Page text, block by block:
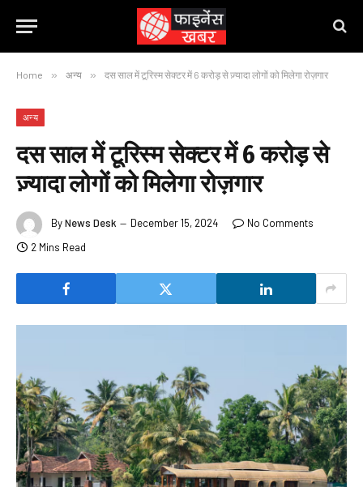
Home » अन्य » दस साल में टूरिस्म सेक्टर में 6 करोड़ से ज़्यादा लोगों को मिलेगा रोज़गार
अन्य
दस साल में टूरिस्म सेक्टर में 6 करोड़ से
ज़्यादा लोगों को मिलेगा रोज़गार
ByNews Desk December 15, 2024
No Comments
2 Mins Read